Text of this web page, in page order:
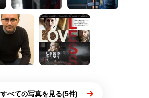
すべての写真を見る(5件)